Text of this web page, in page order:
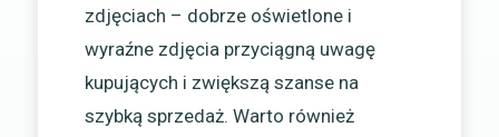
zdjęciach – dobrze oświetlone i
wyraźne zdjęcia przyciągną uwagę
kupujących i zwiększą szanse na
szybką sprzedaż. Warto również